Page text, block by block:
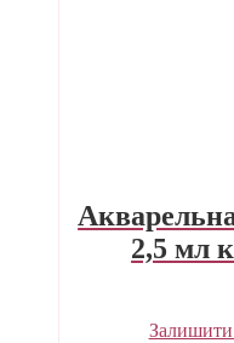
2,5 мл
Залишити